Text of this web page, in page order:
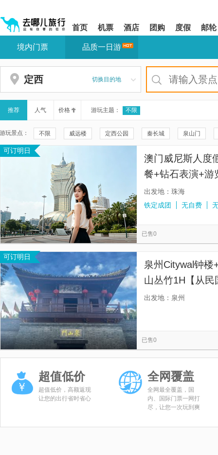
shift+enter
网
导
盲
导
模
式
您
站
区,
本
有
6
个
浏
览
信
息
首页 机票 酒店 团购 度假 邮轮
您
站
区
境内门票 品质一日游
定西 切换目的地
推荐 人气 价格 游玩主题： 不限
游玩景点： 不限 威远楼 定西公园 秦长城 泉山门
妈阁庙 澳门渔人码头-马可勃罗露天广场 大炮台
金莲花广场 澳门皇宫
定西市博物馆 漳县文化馆 漳县三岔清真寺 漳县
渭源县灞陵桥公园 仁寿山公园
长沙高空跳伞基地 岳麓山公园 橘子洲景区
定西美术馆
可订明日
澳门威尼斯人度
餐+钻石表演+游
行程可选-玩法更
出发地：珠海
铁定成团
无自费
已售0
可订明日
泉州Citywal钟
山丛竹1H【从
城门闽南民间信
出发地：泉州
已售0
超值低价
超值低价，高额返现
让您的出行省时省心
全网覆盖
全网最全覆盖，国
内、国际门票一网打
尽，让您一次玩到爽